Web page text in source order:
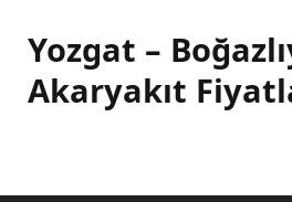
Yozgat –
Akaryakıt